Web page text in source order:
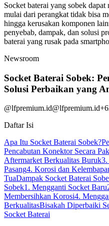
Socket baterai yang sobek dapat
mulai dari perangkat tidak bisa
hingga kerusakan komponen
penyebab, dampak, dan solusi
baterai yang rusak pada
Newsroom
Socket Baterai Sobek:
Solusi Perbaikan yang
@lfpremium.id@lfpremium.id
Daftar Isi
Apa Itu Socket Baterai Sobek?
Pencabutan Konektor Secara
Aftermarket Berkualitas Buruk3.
Pasang4. Korosi dan
TuaDampak Socket Baterai
Sobek1. Mengganti Socket Baru
Membersihkan Korosi4.
BerkualitasBisakah Diperbaiki
Socket Baterai